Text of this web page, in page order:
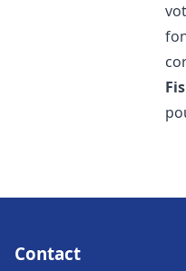
Contact